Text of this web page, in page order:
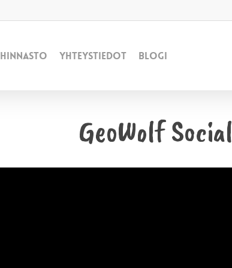
Hinnasto Yhteystiedot Blogi
GeoWolf Social